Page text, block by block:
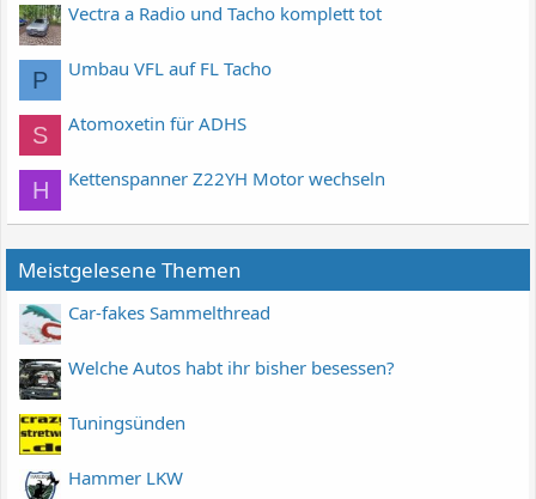
Vectra a Radio und Tacho komplett tot
P Umbau VFL auf FL Tacho
S Atomoxetin für ADHS
H Kettenspanner Z22YH Motor wechseln
Meistgelesene Themen
Car-fakes Sammelthread
Welche Autos habt ihr bisher besessen?
Tuningsünden
Hammer LKW